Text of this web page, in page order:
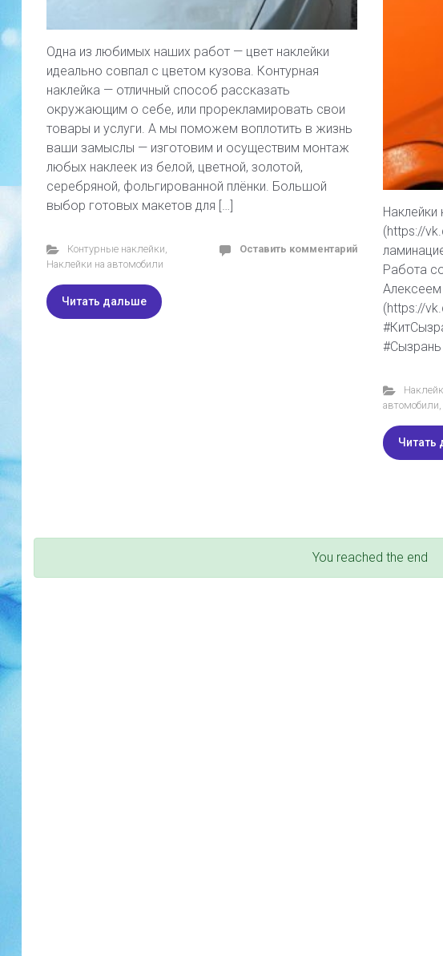
Одна из любимых наших работ — цвет наклейки
идеально совпал с цветом кузова. Контурная
наклейка — отличный способ рассказать
окружающим о себе, или прорекламировать свои
товары и услуги. А мы поможем воплотить в жизнь
ваши замыслы — изготовим и осуществим монтаж
любых наклеек из белой, цветной, золотой,
серебряной, фольгированной плёнки. Большой
выбор готовых макетов для […]
Контурные наклейки,
Наклейки на автомобили
Оставить комментарий
Читать дальше
(https://
Работа
Алексеем
(https://
автомобили,
Читать
You reached the end